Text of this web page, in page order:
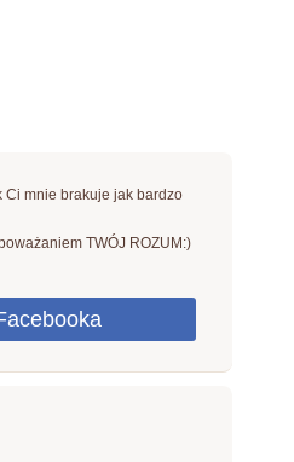
mnie brakuje jak bardzo
TWÓJ ROZUM:)